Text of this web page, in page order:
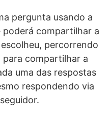
pergunta usando a
poderá compartilhar a
percorrendo
para compartilhar a
uma das respostas
respondendo via